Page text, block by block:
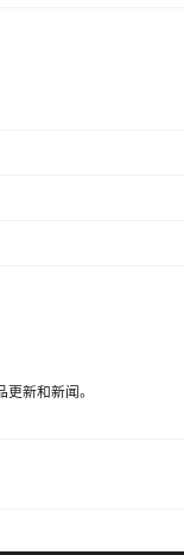
新和新闻。